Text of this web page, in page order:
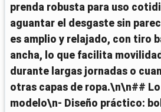
prenda robusta para uso
aguantar el desgaste sin
es amplio y relajado, con tiro
ancha, lo que facilita
durante largas jornadas o
otras capas de ropa.\n\n##
modelo\n- Diseño práctico: